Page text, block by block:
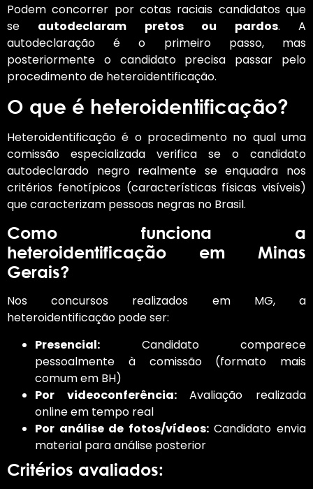
Podem concorrer por cotas raciais candidatos que
se autodeclaram pretos ou pardos. A
autodeclaração é o primeiro passo, mas
posteriormente o candidato precisa passar pelo
procedimento de heteroidentificação.
O que é heteroidentificação?
Heteroidentificação é o procedimento no qual uma
comissão especializada verifica se o candidato
autodeclarado negro realmente se enquadra nos
critérios fenotípicos (características físicas visíveis)
que caracterizam pessoas negras no Brasil.
Como funciona a
heteroidentificação em Minas
Gerais?
Nos concursos realizados em MG, a
heteroidentificação pode ser:
Presencial: Candidato comparece
pessoalmente à comissão (formato mais
comum em BH)
Por videoconferência:Avaliação realizada
online em tempo real
Por análise de fotos/vídeos:Candidato envia
material para análise posterior
Critérios avaliados: